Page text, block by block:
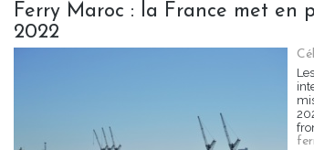
Ferry Maroc : la France met en
2022